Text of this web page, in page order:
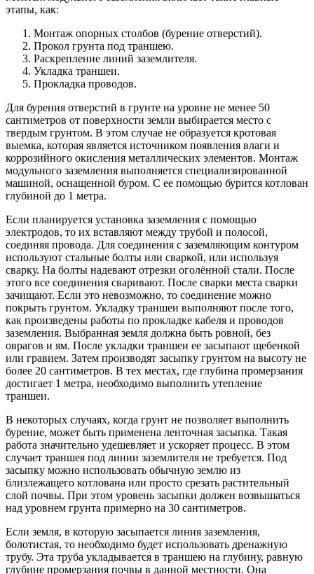
этапы, как:
Монтаж опорных столбов (бурение отверстий).
Прокол грунта под траншею.
Раскрепление линий заземлителя.
Укладка траншеи.
Прокладка проводов.
Для бурения отверстий в грунте на уровне не менее 50
сантиметров от поверхности земли выбирается место с
твердым грунтом. В этом случае не образуется кротовая
выемка, которая является источником появления влаги и
коррозийного окисления металлических элементов. Монтаж
модульного заземления выполняется специализированной
машиной, оснащенной буром. С ее помощью бурится котлован
глубиной до 1 метра.
Если планируется установка заземления с помощью
электродов, то их вставляют между трубой и полосой,
соединяя провода. Для соединения с заземляющим контуром
используют стальные болты или сваркой, или используя
сварку. На болты надевают отрезки оголённой стали. После
этого все соединения сваривают. После сварки места сварки
зачищают. Если это невозможно, то соединение можно
покрыть грунтом. Укладку траншеи выполняют после того,
как произведены работы по прокладке кабеля и проводов
заземления. Выбранная земля должна быть ровной, без
оврагов и ям. После укладки траншеи ее засыпают щебенкой
или гравием. Затем производят засыпку грунтом на высоту не
более 20 сантиметров. В тех местах, где глубина промерзания
достигает 1 метра, необходимо выполнить утепление
траншеи.
В некоторых случаях, когда грунт не позволяет выполнить
бурение, может быть применена ленточная засыпка. Такая
работа значительно удешевляет и ускоряет процесс. В этом
случает траншея под линии заземлителя не требуется. Под
засыпку можно использовать обычную землю из
близлежащего котлована или просто срезать растительный
слой почвы. При этом уровень засыпки должен возвышаться
над уровнем грунта примерно на 30 сантиметров.
Если земля, в которую засыпается линия заземления,
болотистая, то необходимо будет использовать дренажную
трубу. Эта труба укладывается в траншею на глубину, равную
глубине промерзания почвы в данной местности. Она